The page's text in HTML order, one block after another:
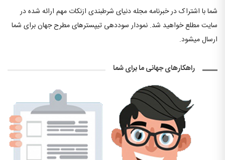
شما با اشتراک در خبرنامه مجله دنیای شرطبندی ازنکات مهم ارائه شده در
سایت مطلع خواهید شد. نمودار سوددهی تیپسترهای مطرح جهان برای شما
ارسال میشود.
راهکارهای جهانی ما برای شما